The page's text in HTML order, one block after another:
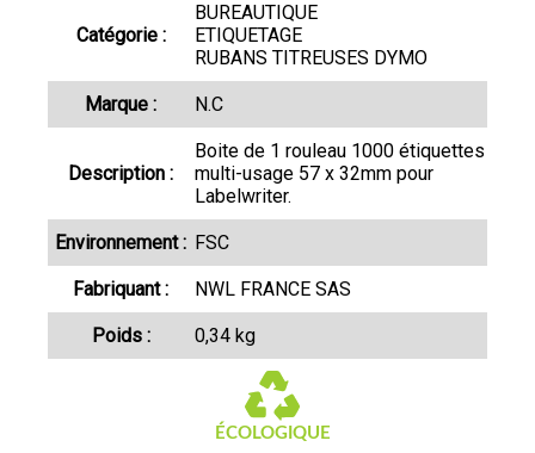
Catégorie :
BUREAUTIQUE
ETIQUETAGE
RUBANS TITREUSES DYMO
Marque : N.C
Description :
Boite de 1 rouleau 1000 étiquettes
multi-usage 57 x 32mm pour
Labelwriter.
Environnement : FSC
Fabriquant : NWL FRANCE SAS
Poids : 0,34 kg